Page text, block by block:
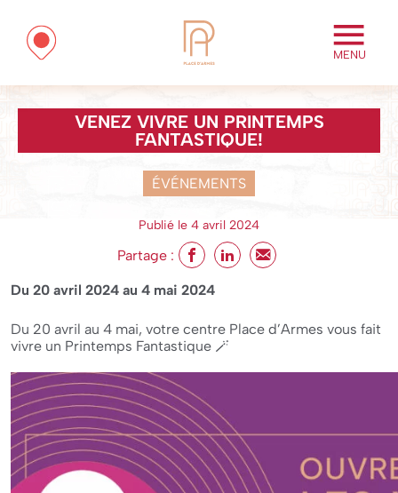
MENU
VENEZ VIVRE UN PRINTEMPS
FANTASTIQUE!
ÉVÉNEMENTS
Publié le 4 avril 2024
Partage :
Du 20 avril 2024 au 4 mai 2024
Du 20 avril au 4 mai, votre centre Place d’Armes vous fait
vivre un Printemps Fantastique 🪄